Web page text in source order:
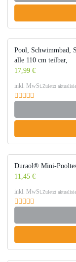
Pool, Schwimmbad,
alle 110 cm teilbar,
17,99 €
inkl. MwSt.Zuletzt
Duraol® Mini-
11,45 €
inkl. MwSt.Zuletzt